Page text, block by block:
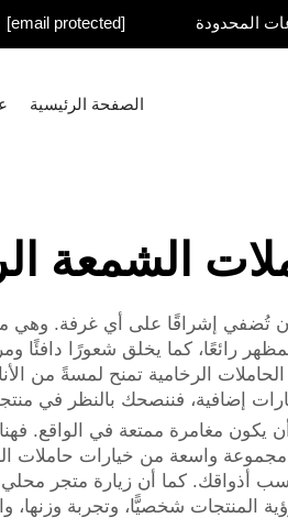
المحدودة [email protected]
الصفحة الرئيسية
الشمعة
تُضفي إشراقًا على أي غرفة. وهي
رائعًا، كما يخلق شعورًا
إضافية، فننصحك بالنظر في
مغامرة ممتعة في الواقع.
مجموعة واسعة من خيارات حاملات
أذواقك. كما أن زيارة متجر
المنتجات شخصيًّا، وتجربة